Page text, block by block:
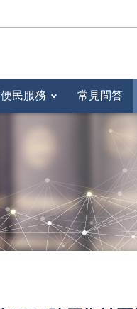
便民服務 常見問答